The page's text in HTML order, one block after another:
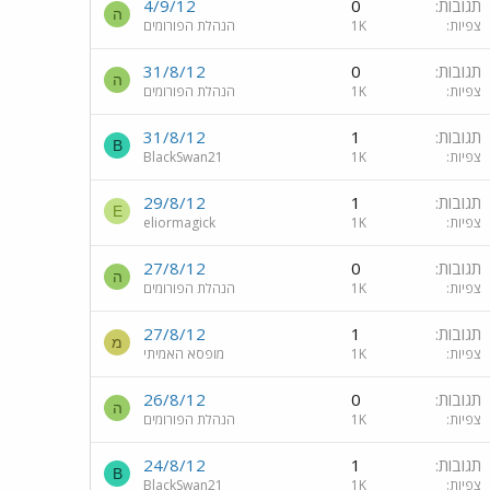
תגובות 0
צפיות 1K
4/9/12
הנהלת הפורומים
ה
תגובות 0
צפיות 1K
31/8/12
הנהלת הפורומים
ה
תגובות 1
צפיות 1K
31/8/12
BlackSwan21
B
תגובות 1
צפיות 1K
29/8/12
eliormagick
E
תגובות 0
צפיות 1K
27/8/12
הנהלת הפורומים
ה
תגובות 1
צפיות 1K
27/8/12
מופסא האמיתי
מ
תגובות 0
צפיות 1K
26/8/12
הנהלת הפורומים
ה
תגובות 1
צפיות 1K
24/8/12
BlackSwan21
B